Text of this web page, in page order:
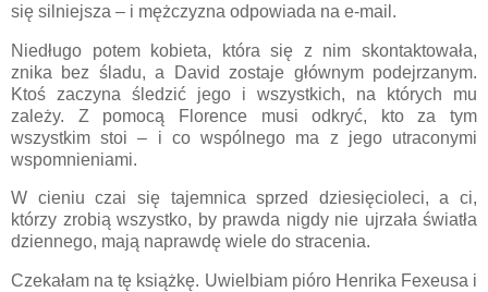
się silniejsza – i mężczyzna odpowiada na e-mail.
Niedługo potem kobieta, która się z nim skontaktowała,
znika bez śladu, a David zostaje głównym podejrzanym.
Ktoś zaczyna śledzić jego i wszystkich, na których mu
zależy. Z pomocą Florence musi odkryć, kto za tym
wszystkim stoi – i co wspólnego ma z jego utraconymi
wspomnieniami.
W cieniu czai się tajemnica sprzed dziesięcioleci, a ci,
którzy zrobią wszystko, by prawda nigdy nie ujrzała światła
dziennego, mają naprawdę wiele do stracenia.
Czekałam na tę książkę. Uwielbiam pióro Henrika Fexeusa i